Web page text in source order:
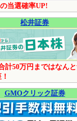
当選確率UP!
松井証券
計50万円まではなん
GMOクリック証券